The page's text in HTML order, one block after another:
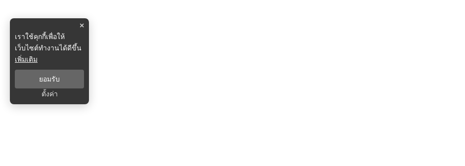
×
เราใช้คุกกี้เพื่อให้
เว็บไซต์ทำงานได้ดีขึ้น
เพิ่มเติม
ยอมรับ
ตั้งค่า